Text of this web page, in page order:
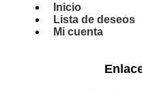
Inicio
Lista de deseos
Mi cuenta